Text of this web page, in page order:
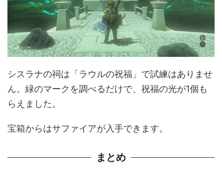
シスラナの祠は「ラウルの祝福」で試練はありませ
ん。緑のマークを調べるだけで、祝福の光が1個も
らえました。
宝箱からはサファイアが入手できます。
まとめ